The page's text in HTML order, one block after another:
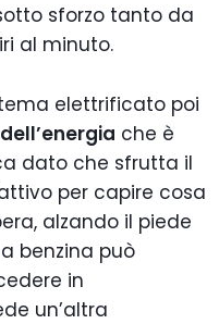
sforzo tanto da
al minuto.
elettrificato poi
che è
dato che sfrutta il
per capire cosa
alzando il piede
benzina può
in
un’altra